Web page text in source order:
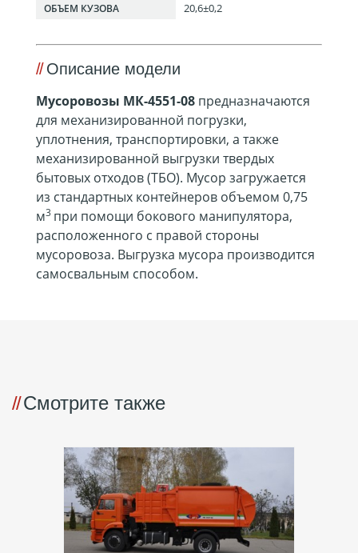
ОБЪЕМ КУЗОВА 20,6±0,2
Описание модели
Мусоровозы МК-4551-08 предназначаются
для механизированной погрузки,
уплотнения, транспортировки, а также
механизированной выгрузки твердых
бытовых отходов (ТБО). Мусор загружается
из стандартных контейнеров объемом 0,75
м3 при помощи бокового манипулятора,
расположенного с правой стороны
мусоровоза. Выгрузка мусора производится
самосвальным способом.
Смотрите также